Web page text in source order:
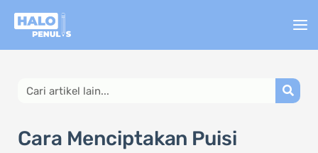
Lewati
Search
Cara Menciptakan Puisi